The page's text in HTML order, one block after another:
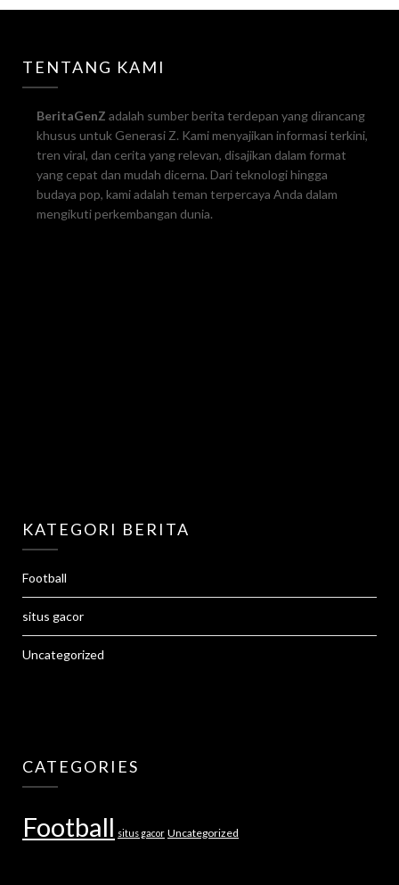
TENTANG KAMI
BeritaGenZ adalah sumber berita terdepan yang dirancang
khusus untuk Generasi Z. Kami menyajikan informasi terkini,
tren viral, dan cerita yang relevan, disajikan dalam format
yang cepat dan mudah dicerna. Dari teknologi hingga
budaya pop, kami adalah teman terpercaya Anda dalam
mengikuti perkembangan dunia.
KATEGORI BERITA
Football
situs gacor
Uncategorized
CATEGORIES
Football situs gacor Uncategorized